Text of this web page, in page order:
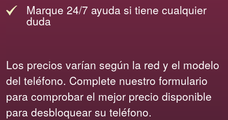
Marque 24/7 ayuda si tiene cualquier
duda
Los precios varían según la red y el modelo
del teléfono. Complete nuestro formulario
para comprobar el mejor precio disponible
para desbloquear su teléfono.